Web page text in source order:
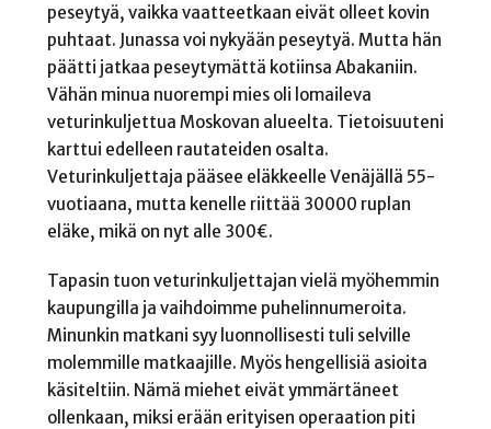
peseytyä, vaikka vaatteetkaan eivät olleet kovin
puhtaat. Junassa voi nykyään peseytyä. Mutta hän
päätti jatkaa peseytymättä kotiinsa Abakaniin.
Vähän minua nuorempi mies oli lomaileva
veturinkuljettua Moskovan alueelta. Tietoisuuteni
karttui edelleen rautateiden osalta.
Veturinkuljettaja pääsee eläkkeelle Venäjällä 55-
vuotiaana, mutta kenelle riittää 30000 ruplan
eläke, mikä on nyt alle 300€.
Tapasin tuon veturinkuljettajan vielä myöhemmin
kaupungilla ja vaihdoimme puhelinnumeroita.
Minunkin matkani syy luonnollisesti tuli selville
molemmille matkaajille. Myös hengellisiä asioita
käsiteltiin. Nämä miehet eivät ymmärtäneet
ollenkaan, miksi erään erityisen operaation piti